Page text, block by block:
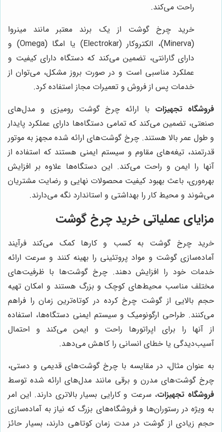
راحت می‌کند.
خرید چرخ گوشت از یک برند معتبر مانند مینروا
(Minerva)، الکتروکار (Electrokar) یا امگا (Omega) و
دارای گارانتی، تضمین می‌کند که دستگاه دارای کیفیت و
عملکرد مناسبی است و در صورت بروز مشکل، می‌توان از
خدمات پس از فروش و تعمیرات مجاز استفاده کرد.
فروشگاه تجهیزات با ارائه چرخ گوشت رومیزی و مدل‌های
صنعتی، تضمین می‌کند که تمامی دستگاه‌ها دارای عملکرد پایدار
و طول عمر بالا هستند. چرخ گوشت‌های ارائه شده مجهز به موتور
قدرتمند، تیغه‌های مقاوم و سیستم ایمنی هستند که استفاده از
آنها را ایمن و راحت می‌کند. این دستگاه‌ها علاوه بر افزایش
بهره‌وری، باعث بهبود کیفیت محصولات نهایی و رضایت مشتریان
می‌شوند و محیط کار را بهداشتی و استاندارد نگه می‌دارند.
مزایای عملیاتی خرید چرخ گوشت
خرید چرخ گوشت به کسب و کارها کمک می‌کند فرآیند
آماده‌سازی گوشت و مواد پروتئینی را بهینه کنند و سرعت ارائه
خدمات خود را افزایش دهند. چرخ گوشت‌ها با ظرفیت‌های
مختلف مناسب محیط‌های کوچک و بزرگ هستند و امکان تهیه
حجم بالایی از گوشت چرخ کرده در کوتاه‌ترین زمان را فراهم
می‌کنند. طراحی ارگونومیک و سیستم ایمنی دستگاه‌ها، استفاده
از آنها را برای اپراتورها راحت و ایمن می‌کند و احتمال
آسیب‌دیدگی یا خطای انسانی را کاهش می‌دهد.
به عنوان مثال، در مقایسه با چرخ گوشت‌های قدیمی و دستی،
چرخ گوشت‌های مدرن و برقی مانند مدل‌های ارائه شده توسط
فروشگاه تجهیزات، سرعت و کارایی بسیار بالاتری دارند. این امر
به ویژه در رستوران‌ها و فروشگاه‌های بزرگ که نیاز به آماده‌سازی
حجم زیادی از گوشت در مدت زمان کوتاهی دارند، بسیار حائز